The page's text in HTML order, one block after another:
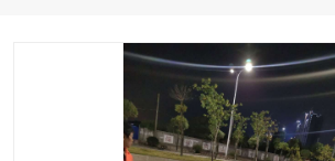
道路标线划线 马路标
道路划